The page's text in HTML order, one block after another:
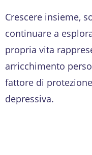
Crescere insieme,
continuare a
propria vita
arricchimento
fattore di
depressiva.